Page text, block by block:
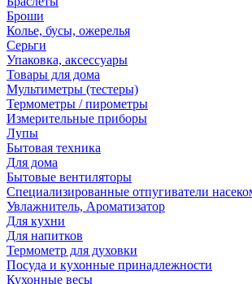
Броши
Колье, бусы, ожерелья
Серьги
Упаковка, аксессуары
Товары для дома
Мультиметры (тестеры)
Термометры / пирометры
Измерительные приборы
Лупы
Бытовая техника
Для дома
Бытовые вентиляторы
Специализированные отпугиватели
Увлажнитель, Ароматизатор
Для кухни
Для напитков
Термометр для духовки
Посуда и кухонные принадлежности
Кухонные весы